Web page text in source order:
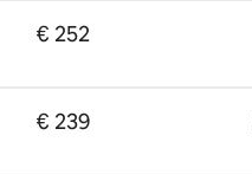
€ 252
€ 239